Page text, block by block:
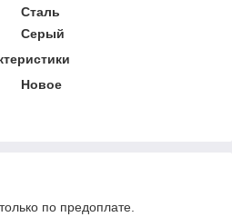
Сталь
Серый
Новое
по предоплате.